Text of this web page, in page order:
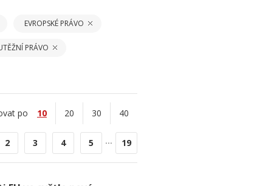
EVROPSKÉ PRÁVO
PRÁVO
po 10 20 30 40
2 3 4 5 ... 19